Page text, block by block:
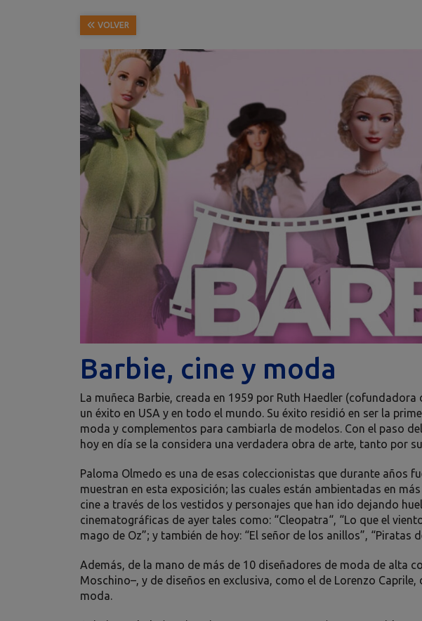
VOLVER
Barbie, cine y moda
La muñeca Barbie, creada en 1959 por Ruth Haedler
un éxito en USA y en todo el mundo. Su éxito residió en ser la
moda y complementos para cambiarla de modelos. Con el paso
hoy en día se la considera una verdadera obra de arte, tanto por
Paloma Olmedo es una de esas coleccionistas que durante años
muestran en esta exposición; las cuales están ambientadas en
cine a través de los vestidos y personajes que han ido dejando
cinematográficas de ayer tales como: “Cleopatra“, “Lo que el
mago de Oz”; y también de hoy: “El señor de los anillos”, “Piratas
Además, de la mano de más de 10 diseñadores de moda de alta
Moschino–, y de diseños en exclusiva, como el de Lorenzo
moda.